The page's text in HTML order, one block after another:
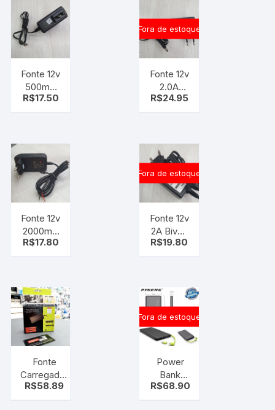
6MM 4.3
MM
Fonte 12v
500mA
Bivolt /
R$17.50
Fora de estoque
Fonte 12v
2.0A
Bivolt /
R$24.95
Fonte 12v
2000mA
Bivolt /
R$17.80
Fora de estoque
Fonte 12v
2A Bivolt
/ XED –
R$19.80
Fonte
Carregador
Portátil
R$58.89
Fora de estoque
Power
Bank
Pineng
R$68.90